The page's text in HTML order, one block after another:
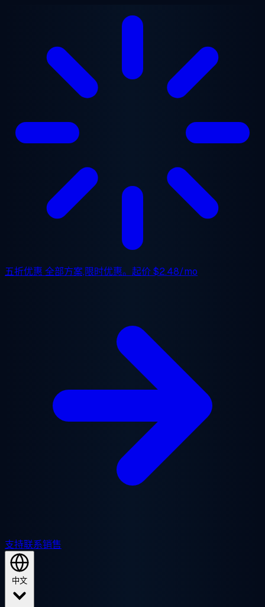
五折优惠 全部方案,限时优惠。起价$2.48/mo
支持联系销售
中文